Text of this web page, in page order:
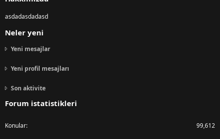
asdadasdadasd
Neler yeni
Yeni mesajlar
Yeni profil mesajları
Son aktivite
Forum istatistikleri
Konular 99,612